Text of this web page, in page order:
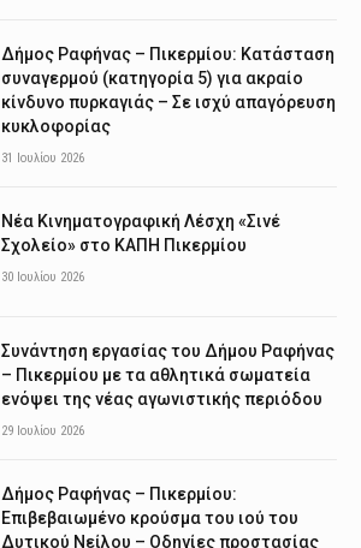
Δήμος Ραφήνας – Πικερμίου: Κατάσταση
συναγερμού (κατηγορία 5) για ακραίο
κίνδυνο πυρκαγιάς – Σε ισχύ απαγόρευση
κυκλοφορίας
31 Ιουλίου 2026
Νέα Κινηματογραφική Λέσχη «Σινέ
Σχολείο» στο ΚΑΠΗ Πικερμίου
30 Ιουλίου 2026
Συνάντηση εργασίας του Δήμου Ραφήνας
– Πικερμίου με τα αθλητικά σωματεία
ενόψει της νέας αγωνιστικής περιόδου
29 Ιουλίου 2026
Δήμος Ραφήνας – Πικερμίου:
Επιβεβαιωμένο κρούσμα του ιού του
Δυτικού Νείλου – Οδηγίες προστασίας